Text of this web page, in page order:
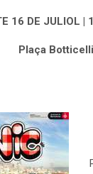
16 DE JULIOL |
Plaça Botticelli